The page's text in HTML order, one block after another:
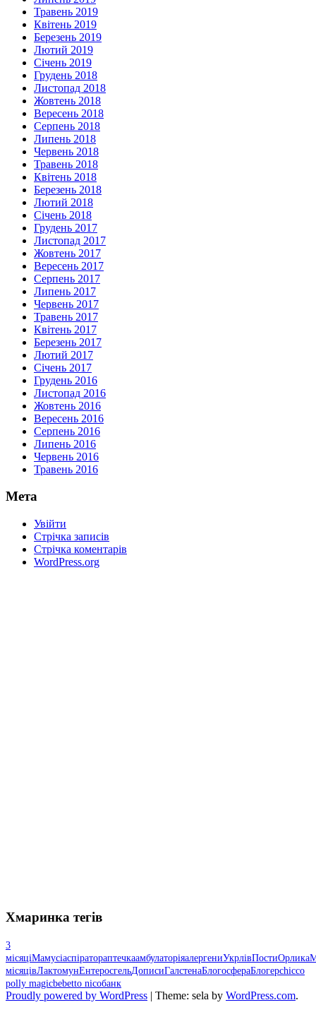
Травень 2019
Квітень 2019
Березень 2019
Лютий 2019
Січень 2019
Грудень 2018
Листопад 2018
Жовтень 2018
Вересень 2018
Серпень 2018
Липень 2018
Червень 2018
Травень 2018
Квітень 2018
Березень 2018
Лютий 2018
Січень 2018
Грудень 2017
Листопад 2017
Жовтень 2017
Вересень 2017
Серпень 2017
Липень 2017
Червень 2017
Травень 2017
Квітень 2017
Березень 2017
Лютий 2017
Січень 2017
Грудень 2016
Листопад 2016
Жовтень 2016
Вересень 2016
Серпень 2016
Липень 2016
Червень 2016
Травень 2016
Мета
Увійти
Стрічка записів
Стрічка коментарів
WordPress.org
Хмаринка тегів
3
місяціМамусіаспіратораптечкаамбулаторіяалергениУкрлівПостиОрлика
місяцівЛактомунЕнтеросгельДописиГалстенаБлогосфераБлогерchicco
polly magicbebetto nicoбанк
Proudly powered by WordPress | Theme: sela by WordPress.com.